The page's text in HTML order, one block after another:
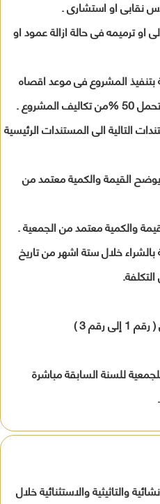
نقابى او استشارى .
ترميمه فى حالة ازالة عمود او
المشروع فى موعد اقصاه
.
التالية الى المستندات الرئيسية
القيمة والكمية معتمد من
خلال ستة اشهر من تاريخ
رقم 3 )
للسنة السابقة مباشرة
والتاثيثية والاستثنائية خلال